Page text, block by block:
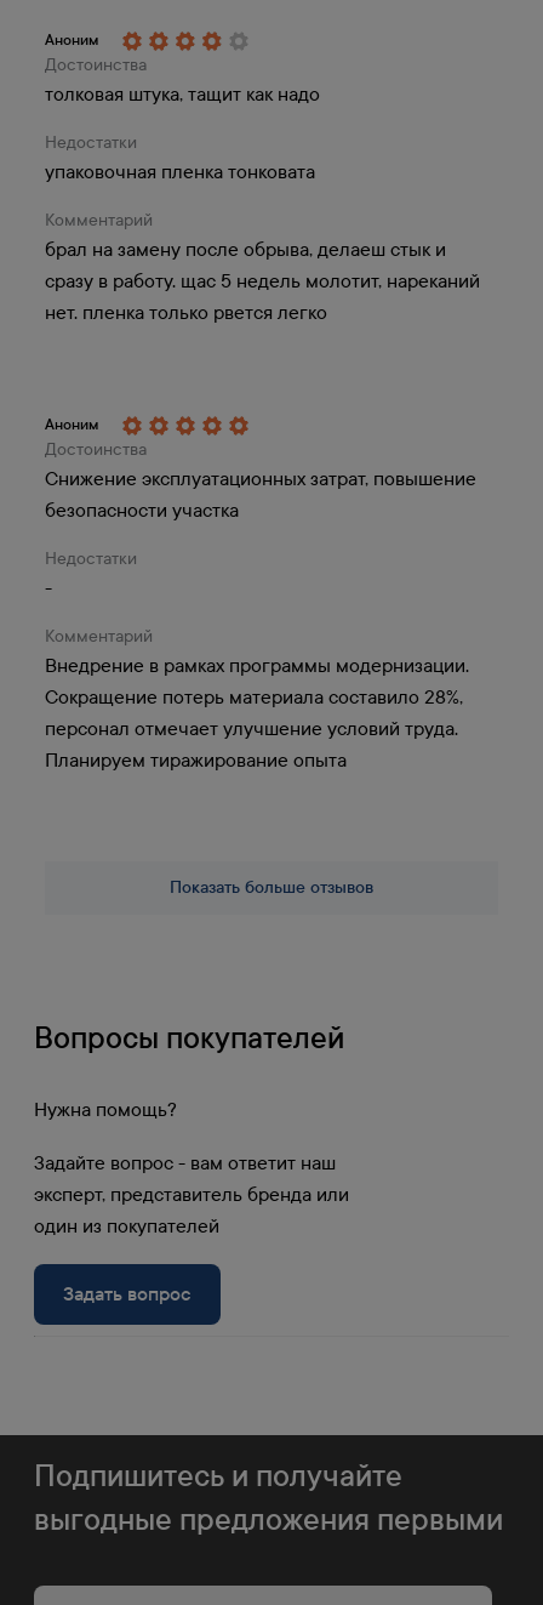
кабинет
60 пунктов выдачи в
в любой наш пункт выдачи.
Посмотреть на карте
Бесплатная доставка
руб.
Заказы свыше 100000 руб. бесплатно
доставляем в населенный пункт, который
расположен до 70 км от МКАД.
Деловые Линии, СДЭК, ПЭК, Возовоз,
Аноним
Достоинства
толковая штука, тащит как надо
Недостатки
упаковочная пленка тонковата
Комментарий
брал на замену после обрыва, делаеш стык и
сразу в работу. щас 5 недель молотит, нареканий
нет. пленка только рвется легко
Аноним
Достоинства
Снижение эксплуатационных затрат, повышение
безопасности участка
Недостатки
-
Комментарий
Внедрение в рамках программы модернизации.
Сокращение потерь материала составило 28%,
персонал отмечает улучшение условий труда.
Планируем тиражирование опыта
Показать больше отзывов
Вопросы покупателей
Нужна помощь?
Задайте вопрос - вам ответит наш
эксперт, представитель бренда или
один из покупателей
Задать вопрос
Подпишитесь и получайте
выгодные предложения первыми